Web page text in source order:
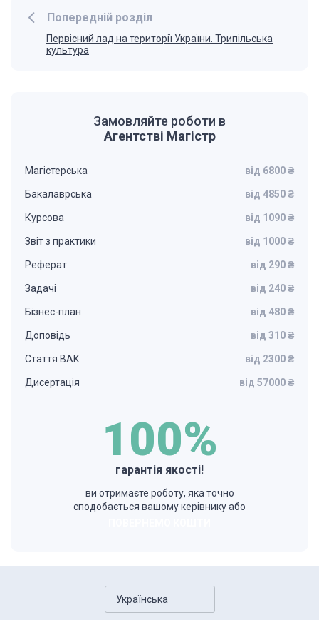
Попередній розділ
Первісний лад на території України. Трипільська
культура
Замовляйте роботи в
Агентстві Магістр
Магістерська від 6800 ₴
Бакалаврська від 4850 ₴
Курсова від 1090 ₴
Звіт з практики від 1000 ₴
Реферат від 290 ₴
Задачі від 240 ₴
Бізнес-план від 480 ₴
Доповідь від 310 ₴
Стаття ВАК від 2300 ₴
Дисертація від 57000 ₴
100%
гарантія якості!
ви отримаєте роботу, яка точно
сподобається вашому керівнику або
Українська